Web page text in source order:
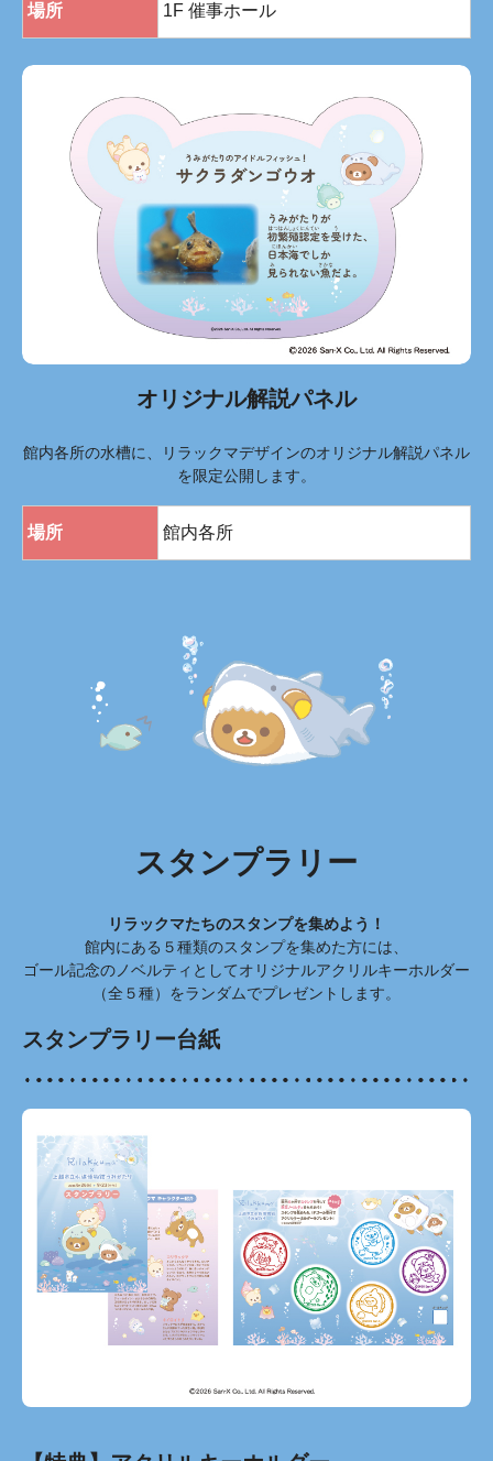
場所 1F 催事ホール
オリジナル解説パネル
館内各所の水槽に、リラックマデザインのオリジナル解説パネル
を限定公開します。
場所 館内各所
スタンプラリー
リラックマたちのスタンプを集めよう！
館内にある５種類のスタンプを集めた方には、
ゴール記念のノベルティとしてオリジナルアクリルキーホルダー
（全５種）をランダムでプレゼントします。
スタンプラリー台紙